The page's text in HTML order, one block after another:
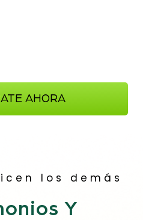
AHORA
los demás
Y